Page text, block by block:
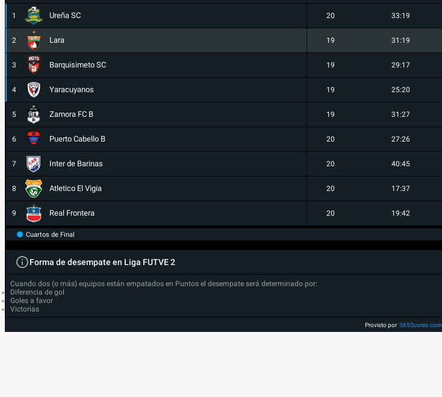
1 Ureña SC 20 33:19
2 Lara 19 31:19
3 Barquisimeto SC 19 29:17
4 Yaracuyanos 19 25:20
5 Zamora FC B 19 31:27
6 Puerto Cabello B 20 27:26
7 Inter de Barinas 20 40:45
8 Atletico El Vigia 20 17:37
9 Real Frontera 20 19:42
Cuartos de Final
Forma de desempate en Liga FUTVE 2
Cuando dos (o más) equipos están empatados en Puntos el desempate será determinado por:
Diferencia de gol
Goles a favor
Victorias
Provisto por 365Scores.com